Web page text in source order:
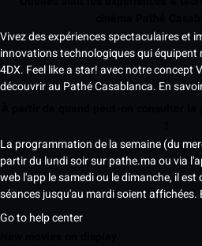
Vivez des expériences spectaculaires et
innovations technologiques qui équipent
4DX. Feel like a star! avec notre concept
découvrir au Pathé Casablanca. En
La programmation de la semaine (du
partir du lundi soir sur pathe.ma ou via
web l'app le samedi ou le dimanche, il
séances jusqu'au mardi soient affichées.
Go to help center